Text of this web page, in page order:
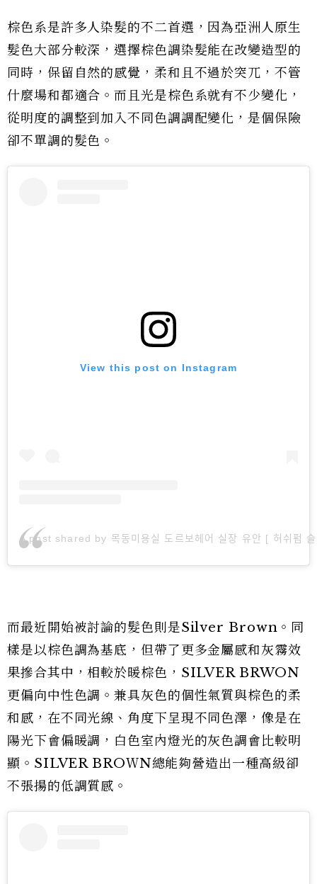
棕色系是許多人染髮的不二首選，因為亞洲人原生
髮色大部分較深，選擇棕色調染髮能在改變造型的
同時，保留自然的感覺，柔和且不過於突兀，不管
什麼場和都適合。而且光是棕色系就有不少變化，
從明度的調整到加入不同色調調配變化，是個保險
卻不單調的髮色。
View this post on Instagram
A post shared by 목동미용실 도르보헤어 실장 유안 [ 허쉬펌
而最近開始被討論的髮色則是Silver Brown。同
樣是以棕色調為基底，但帶了更多金屬感和灰霧效
果摻合其中，相較於暖棕色，SILVER BRWON
更偏向中性色調。兼具灰色的個性氣質與棕色的柔
和感，在不同光線、角度下呈現不同色澤，像是在
陽光下會偏暖調，白色室內燈光的灰色調會比較明
顯。SILVER BROＷN總能夠營造出一種高級卻
不張揚的低調質感。